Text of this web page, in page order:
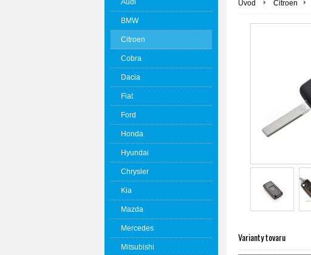
Audi
BMW
Citroen
Cobra
Dacia
Fiat
Ford
Honda
Hyundai
Chrysler
Kia
Mazda
Mercedes
Mitsubishi
Úvod Citroen
Varianty tovaru